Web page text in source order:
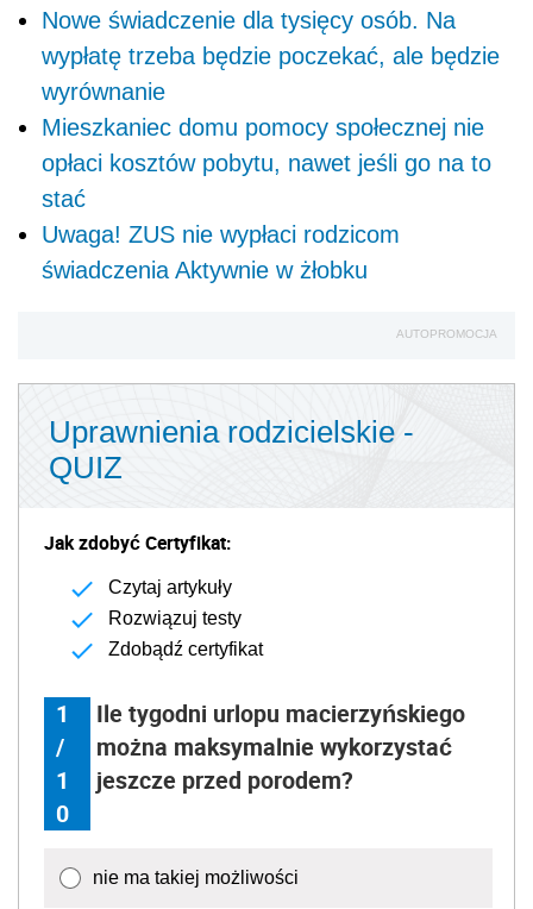
Nowe świadczenie dla tysięcy osób. Na
wypłatę trzeba będzie poczekać, ale będzie
wyrównanie
Mieszkaniec domu pomocy społecznej nie
opłaci kosztów pobytu, nawet jeśli go na to
stać
Uwaga! ZUS nie wypłaci rodzicom
świadczenia Aktywnie w żłobku
AUTOPROMOCJA
Uprawnienia rodzicielskie -
QUIZ
Jak zdobyć Certyfikat:
Czytaj artykuły
Rozwiązuj testy
Zdobądź certyfikat
1
/
1
0
Ile tygodni urlopu macierzyńskiego
można maksymalnie wykorzystać
jeszcze przed porodem?
nie ma takiej możliwości